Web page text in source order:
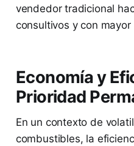
vendedor tradicional
consultivos y con
Economía y
Prioridad
En un contexto de
combustibles, la